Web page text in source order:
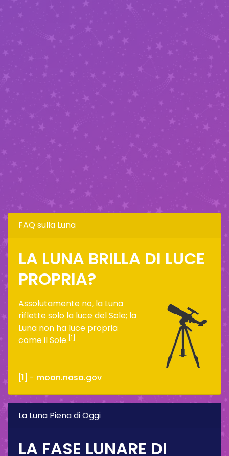
FAQ sulla Luna
LA LUNA BRILLA DI LUCE
PROPRIA?
Assolutamente no, la Luna
riflette solo la luce del Sole; la
Luna non ha luce propria
come il Sole. [1]
[1] - moon.nasa.gov
La Luna Piena di Oggi
LA FASE LUNARE DI